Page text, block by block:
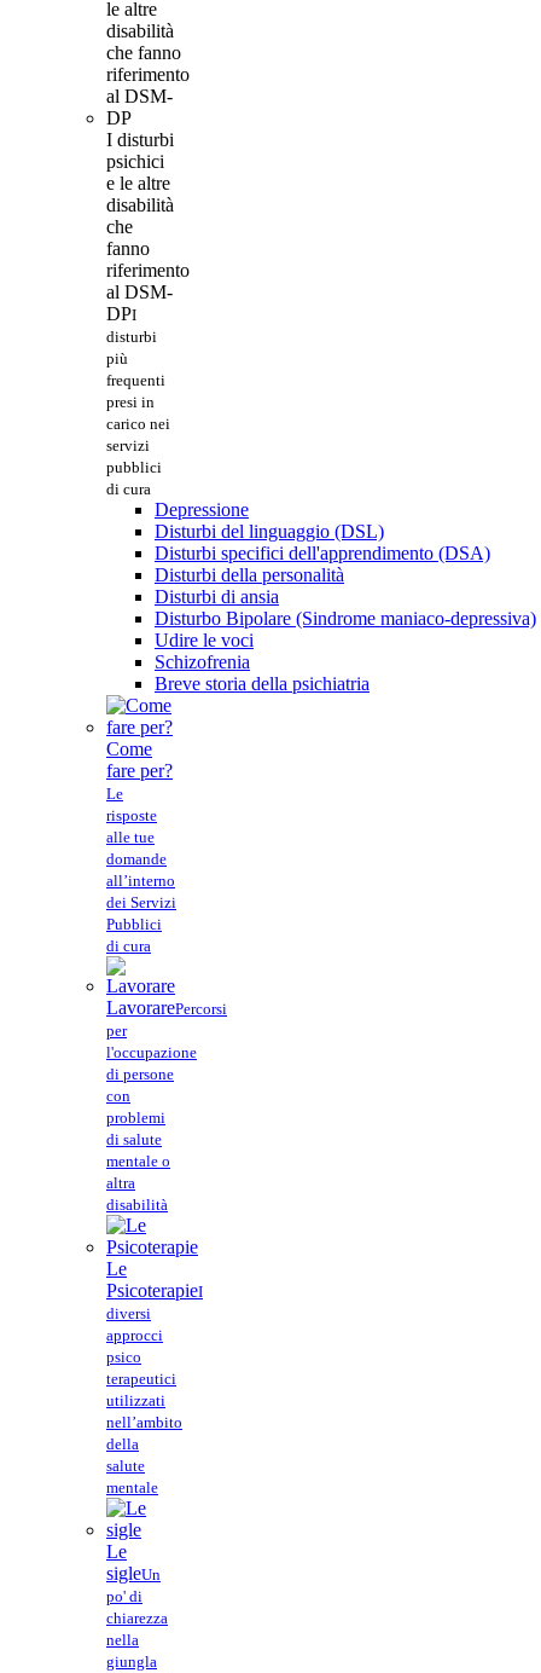
I disturbi
psichici
e le altre
disabilità
che
fanno
riferimento
al DSM-
DPI
disturbi
più
frequenti
presi in
carico nei
servizi
pubblici
di cura
Depressione
Disturbi del linguaggio (DSL)
Disturbi specifici dell'apprendimento (DSA)
Disturbi della personalità
Disturbi di ansia
Disturbo Bipolare (Sindrome maniaco-depressiva)
Udire le voci
Schizofrenia
Breve storia della psichiatria
Come
fare per?
Le
risposte
alle tue
domande
all’interno
dei Servizi
Pubblici
di cura
LavorarePercorsi
per
l'occupazione
di persone
con
problemi
di salute
mentale o
altra
disabilità
Le
PsicoterapieI
diversi
approcci
psico
terapeutici
utilizzati
nell’ambito
della
salute
mentale
Le
sigleUn
po' di
chiarezza
nella
giungla